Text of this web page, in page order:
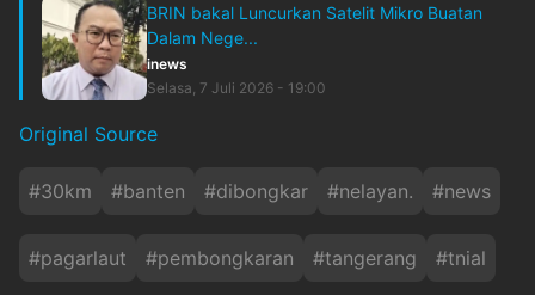
BRIN bakal Luncurkan Satelit Mikro Buatan
Dalam Nege...
inews
Selasa, 7 Juli 2026 - 19:00
Original Source
#30km #banten #dibongkar #nelayan. #news
#pagarlaut #pembongkaran #tangerang #tnial